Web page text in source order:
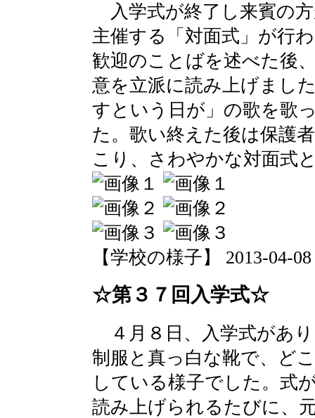
入学式が終了し来賓の
主催する「対面式」が行
歓迎のことばを述べた後
意を立派に読み上げまし
すという日が」の歌を歌
た。歌い終えた後は保護
こり、さわやかな対面式
【学校の様子】 2013-04-
☆第３７回入学式☆
４月８日、入学式があ
制服と真っ白な靴で、ど
している様子でした。式
読み上げられるたびに、